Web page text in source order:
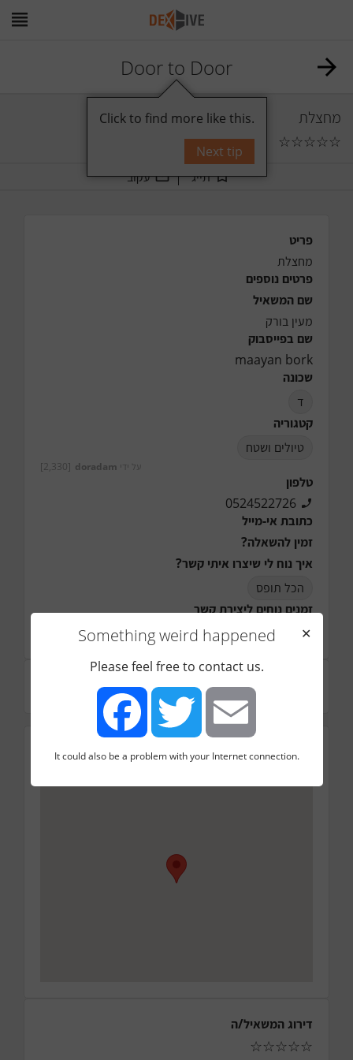
Door to Door
מחצלת
☆
☆
☆
☆
☆
0 תגובות
תייג עקוב
פריט
מחצלת
פרטים נוספים
שם המשאיל
מעין בורק
שם בפייסבוק
maayan bork
שכונה
ד
קטגוריה
טיולים ושטח
על ידי doradam
[2,330]
טלפון
0524522726
כתובת אי-מייל
זמין להשאלה?
איך נוח לי שיצרו איתי קשר?
הכל תופס
זמנים נוחים ליצירת קשר
הערות
תמונה (*יש חשיבות רבה להעלאת תמונת הפריט)
מיקום
דירוג המשאיל/ה
☆
☆
☆
☆
☆
Something weird happened
✕
Please feel free to contact us.
FacebookTwitter Email
It could also be a problem with your Internet connection.
Click to find more like this.
Next tip